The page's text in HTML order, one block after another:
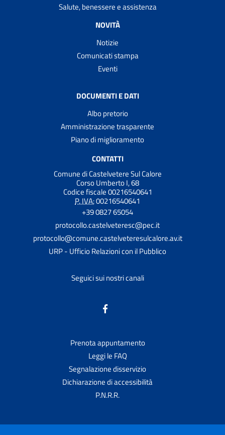
Salute, benessere e assistenza
NOVITÀ
Notizie
Comunicati stampa
Eventi
DOCUMENTI E DATI
Albo pretorio
Amministrazione trasparente
Piano di miglioramento
CONTATTI
Comune di Castelvetere Sul Calore
Corso Umberto I, 68
Codice fiscale 00216540641
P. IVA:00216540641
+39 0827 65054
protocollo.castelveteresc@pec.it
protocollo@comune.castelveteresulcalore.av.it
URP - Ufficio Relazioni con il Pubblico
Seguici sui nostri canali
Prenota appuntamento
Leggi le FAQ
Segnalazione disservizio
Dichiarazione di accessibilità
P.N.R.R.